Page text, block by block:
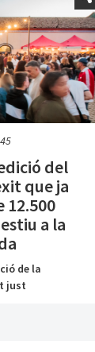
del
que ja
12.500
a la
de la
just